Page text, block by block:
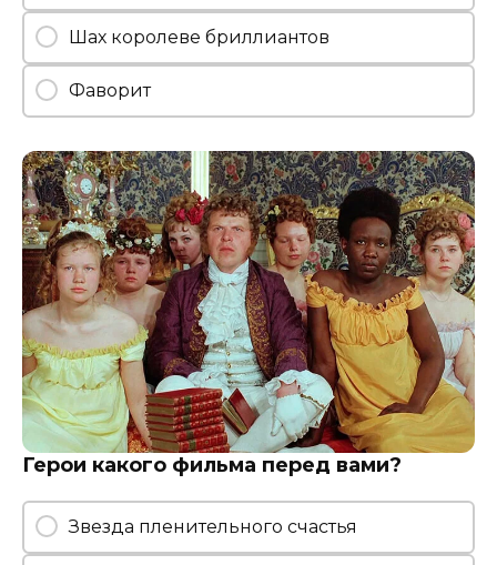
Шах королеве бриллиантов
Фаворит
Герои какого фильма перед вами?
Звезда пленительного счастья